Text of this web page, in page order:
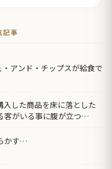
事
アンド・チップスが給食で
した商品を床に落とした
客がいる事に腹が立つ…
かす…